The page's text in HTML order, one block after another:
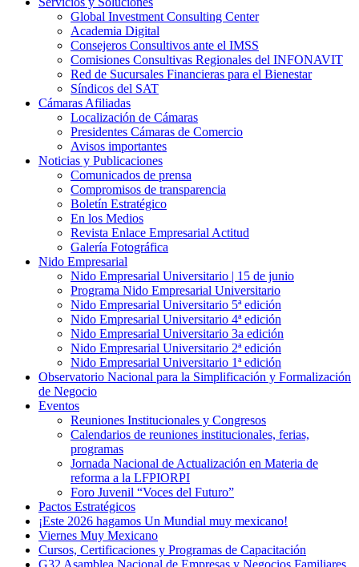
Global Investment Consulting Center
Academia Digital
Consejeros Consultivos ante el IMSS
Comisiones Consultivas Regionales del INFONAVIT
Red de Sucursales Financieras para el Bienestar
Síndicos del SAT
Cámaras Afiliadas
Localización de Cámaras
Presidentes Cámaras de Comercio
Avisos importantes
Noticias y Publicaciones
Comunicados de prensa
Compromisos de transparencia
Boletín Estratégico
En los Medios
Revista Enlace Empresarial Actitud
Galería Fotográfica
Nido Empresarial
Nido Empresarial Universitario | 15 de junio
Programa Nido Empresarial Universitario
Nido Empresarial Universitario 5ª edición
Nido Empresarial Universitario 4ª edición
Nido Empresarial Universitario 3a edición
Nido Empresarial Universitario 2ª edición
Nido Empresarial Universitario 1ª edición
Observatorio Nacional para la Simplificación y Formalización
de Negocio
Eventos
Reuniones Institucionales y Congresos
Calendarios de reuniones institucionales, ferias,
programas
Jornada Nacional de Actualización en Materia de
reforma a la LFPIORPI
Foro Juvenil “Voces del Futuro”
Pactos Estratégicos
¡Este 2026 hagamos Un Mundial muy mexicano!
Viernes Muy Mexicano
Cursos, Certificaciones y Programas de Capacitación